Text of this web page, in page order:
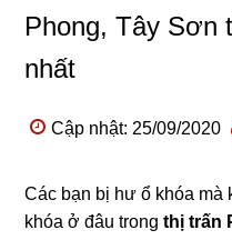
Phong, Tây Sơn
nhất
Cập nhật: 25/09/2020
Các bạn bị hư ổ khóa mà
khóa ở đâu trongthị trấn